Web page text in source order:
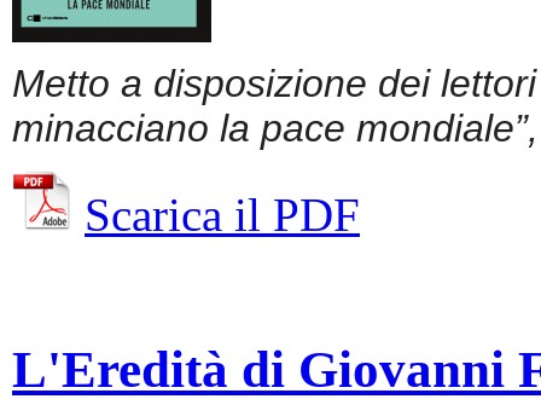
Metto a disposizione dei
minacciano la pace
Scarica il PDF
L'Eredità di Giovanni